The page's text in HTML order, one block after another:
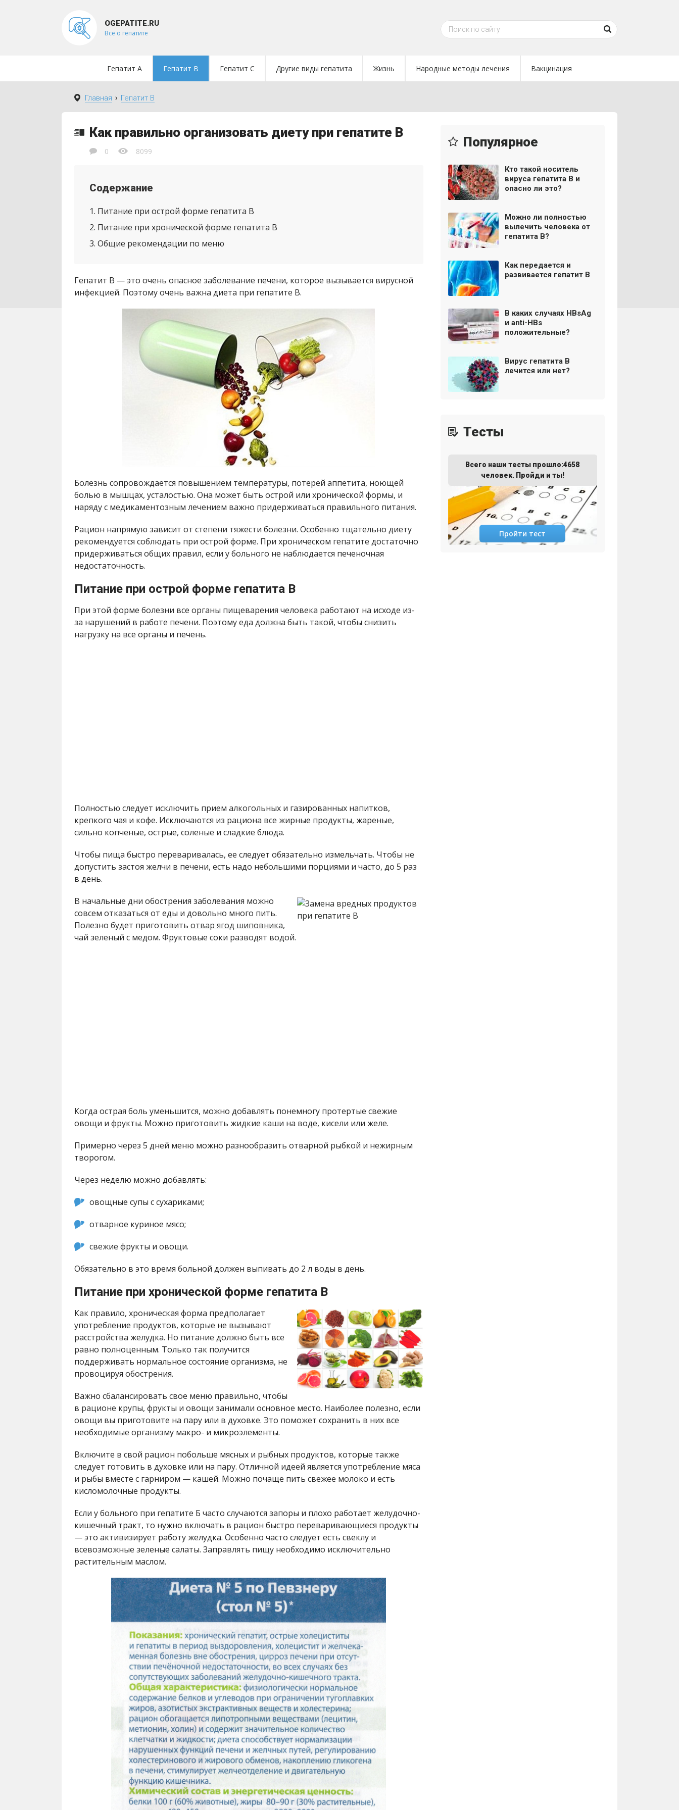
OGEPATITE.RU
Все о гепатите
Гепатит A Гепатит B Гепатит C Другие виды гепатита Жизнь Народные методы лечения Вакцинация
Главная › Гепатит B
Как правильно организовать диету при гепатите В
0 8099
Содержание
1 Питание при острой форме гепатита В
2 Питание при хронической форме гепатита В
3 Общие рекомендации по меню
Гепатит В — это очень опасное заболевание печени, которое вызывается вирусной
инфекцией. Поэтому очень важна диета при гепатите В.
Болезнь сопровождается повышением температуры, потерей аппетита, ноющей
болью в мышцах, усталостью. Она может быть острой или хронической формы, и
наряду с медикаментозным лечением важно придерживаться правильного питания.
Рацион напрямую зависит от степени тяжести болезни. Особенно тщательно диету
рекомендуется соблюдать при острой форме. При хроническом гепатите достаточно
придерживаться общих правил, если у больного не наблюдается печеночная
недостаточность.
Питание при острой форме гепатита В
При этой форме болезни все органы пищеварения человека работают на исходе из-
за нарушений в работе печени. Поэтому еда должна быть такой, чтобы снизить
нагрузку на все органы и печень.
Полностью следует исключить прием алкогольных и газированных напитков,
крепкого чая и кофе. Исключаются из рациона все жирные продукты, жареные,
сильно копченые, острые, соленые и сладкие блюда.
Чтобы пища быстро переваривалась, ее следует обязательно измельчать. Чтобы не
допустить застоя желчи в печени, есть надо небольшими порциями и часто, до 5 раз
в день.
В начальные дни обострения заболевания можно
совсем отказаться от еды и довольно много пить.
Полезно будет приготовить отвар ягод шиповника,
чай зеленый с медом. Фруктовые соки разводят водой.
Когда острая боль уменьшится, можно добавлять понемногу протертые свежие
овощи и фрукты. Можно приготовить жидкие каши на воде, кисели или желе.
Примерно через 5 дней меню можно разнообразить отварной рыбкой и нежирным
творогом.
Через неделю можно добавлять:
овощные супы с сухариками;
отварное куриное мясо;
свежие фрукты и овощи.
Обязательно в это время больной должен выпивать до 2 л воды в день.
Питание при хронической форме гепатита В
Как правило, хроническая форма предполагает
употребление продуктов, которые не вызывают
расстройства желудка. Но питание должно быть все
равно полноценным. Только так получится
поддерживать нормальное состояние организма, не
провоцируя обострения.
Важно сбалансировать свое меню правильно, чтобы
в рационе крупы, фрукты и овощи занимали основное место. Наиболее полезно, если
овощи вы приготовите на пару или в духовке. Это поможет сохранить в них все
необходимые организму макро- и микроэлементы.
Включите в свой рацион побольше мясных и рыбных продуктов, которые также
следует готовить в духовке или на пару. Отличной идеей является употребление мяса
и рыбы вместе с гарниром — кашей. Можно почаще пить свежее молоко и есть
кисломолочные продукты.
Если у больного при гепатите Б часто случаются запоры и плохо работает желудочно-
кишечный тракт, то нужно включать в рацион быстро переваривающиеся продукты
— это активизирует работу желудка. Особенно часто следует есть свеклу и
всевозможные зеленые салаты. Заправлять пищу необходимо исключительно
растительным маслом.
Популярное
Кто такой носитель
вируса гепатита В и
опасно ли это?
Можно ли полностью
вылечить человека от
гепатита В?
Как передается и
развивается гепатит В
В каких случаях HBsAg
и anti-HBs
положительные?
Вирус гепатита В
лечится или нет?
Тесты
Всего наши тесты прошло:4658
человек. Пройди и ты!
Пройти тест